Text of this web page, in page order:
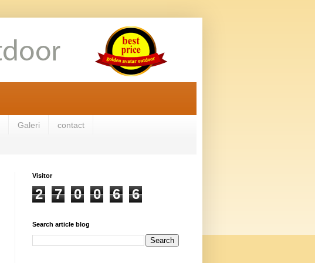
Galeri contact
Visitor
2 7 0 0 6 6
Search article blog